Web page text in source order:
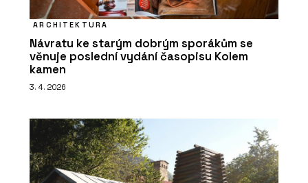
ARCHITEKTURA
Návratu ke starým dobrým sporákům se
věnuje poslední vydání časopisu Kolem
kamen
3. 4. 2026